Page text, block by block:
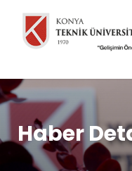
Haber